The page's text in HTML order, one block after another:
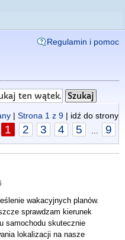
Regulamin i pomoc
| Strona 1 z 9 | idź do strony
1 2 3 4 5 9
wakacyjnych planów.
sprawdzam kierunek
samochodu skutecznie
lokalizacji na nasze